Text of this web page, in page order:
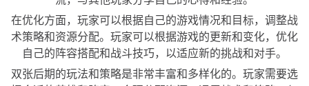
在优化方面，玩家可以根据自己的游戏情况和目标，调整战
术策略和资源分配。玩家可以根据游戏的更新和变化，优化
自己的阵容搭配和战斗技巧，以适应新的挑战和对手。
双张后期的玩法和策略是非常丰富和多样化的。玩家需要选